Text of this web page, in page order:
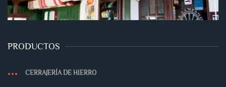
PRODUCTOS
CERRAJERÍA DE HIERRO